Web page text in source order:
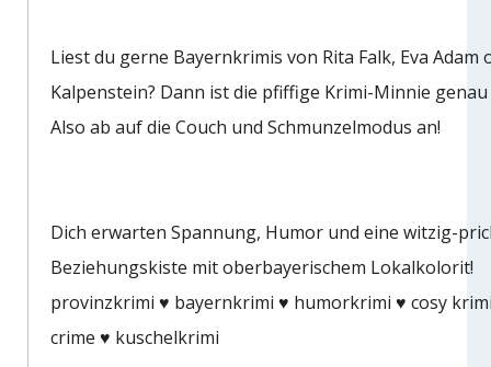
Liest du gerne Bayernkrimis von Rita Falk, Eva Adam
Kalpenstein? Dann ist die pfiffige Krimi-Minnie genau
Also ab auf die Couch und Schmunzelmodus an!
Dich erwarten Spannung, Humor und eine witzig-
Beziehungskiste mit oberbayerischem Lokalkolorit!
provinzkrimi ♥️ bayernkrimi ♥️ humorkrimi ♥️ cosy
crime ♥️ kuschelkrimi